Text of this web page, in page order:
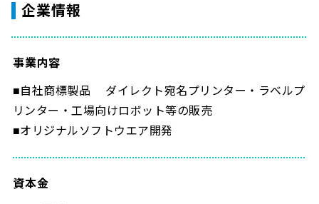
企業情報
事業内容
■自社商標製品 ダイレクト宛名プリンター・ラベルプ
リンター・工場向けロボット等の販売
■オリジナルソフトウエア開発
資本金